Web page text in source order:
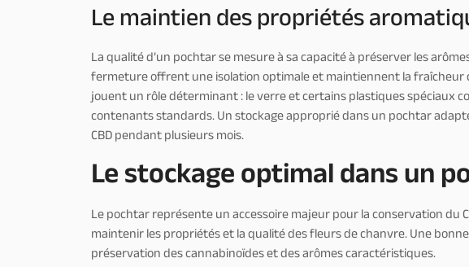
Le maintien des propriétés
La qualité d’un pochtar se mesure à sa capacité à préserver les
fermeture offrent une isolation optimale et maintiennent la fraîcheur
jouent un rôle déterminant : le verre et certains plastiques spéciaux
contenants standards. Un stockage approprié dans un pochtar
CBD pendant plusieurs mois.
Le stockage optimal dans un
Le pochtar représente un accessoire majeur pour la conservation du
maintenir les propriétés et la qualité des fleurs de chanvre. Une
préservation des cannabinoïdes et des arômes caractéristiques.